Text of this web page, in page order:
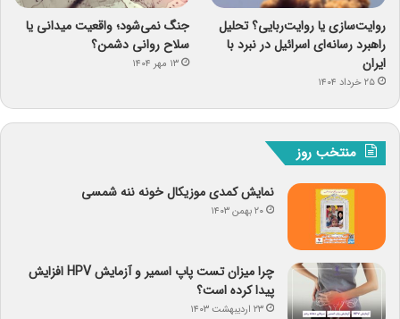
روایت‌سازی یا روایت‌ربایی؟ تحلیل
راهبرد رسانه‌ای اسرائیل در نبرد با
ایران
۲۵ خرداد ۱۴۰۴
جنگ نمی‌شود؛ واقعیت میدانی یا
سلاح روانی دشمن؟
۱۳ مهر ۱۴۰۴
منتخب روز
نمایش کمدی موزیکال خونه ننه شمسی
۲۰ بهمن ۱۴۰۳
چرا میزان تست پاپ اسمیر و آزمایش HPV افزایش
پیدا کرده است؟
۲۳ اردیبهشت ۱۴۰۳